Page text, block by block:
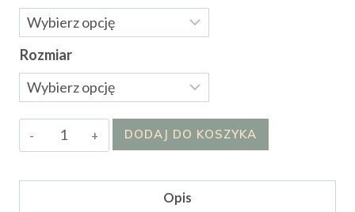
Rozmiar
ilość
Kombinezon
DODAJ DO KOSZYKA
Opis